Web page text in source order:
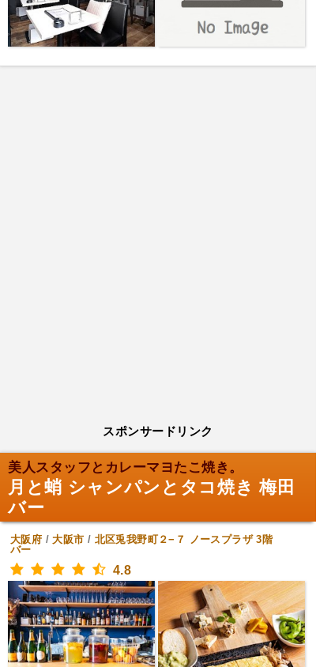
スポンサードリンク
美人スタッフとカレーマヨたこ焼き。
月と蛸 シャンパンとタコ焼き 梅田
バー
大阪府 /大阪市 / 北区兎我野町２−７ ノースプラザ 3階
バー
4.8